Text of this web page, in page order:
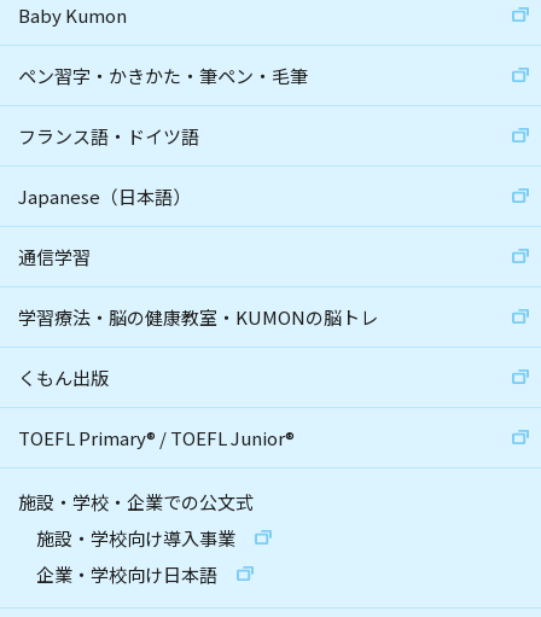
Baby Kumon
ペン習字・かきかた・筆ペン・毛筆
フランス語・ドイツ語
Japanese（日本語）
通信学習
学習療法・脳の健康教室・KUMONの脳トレ
くもん出版
TOEFL Primary® /TOEFL Junior®
施設・学校・企業での公文式
施設・学校向け導入事業
企業・学校向け日本語